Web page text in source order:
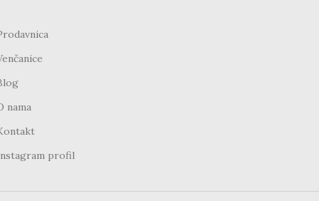
nama
profil